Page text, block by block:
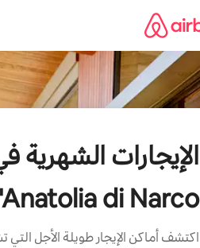
الإيجارات الشهرية
di Narco
اكتشف أماكن الإيجار طويلة الأجل التي